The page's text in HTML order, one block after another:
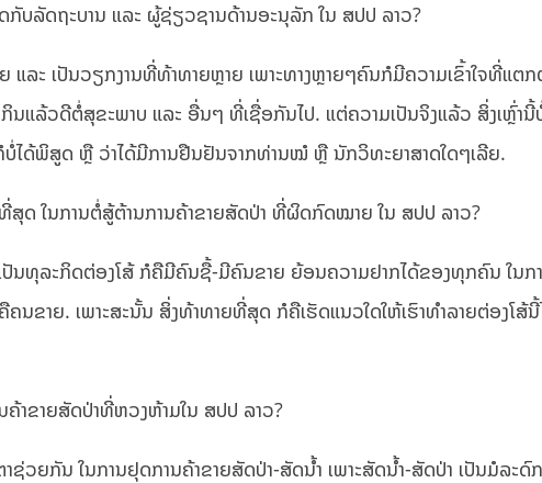
ບລັດຖະບານ ແລະ ຜູ້ຊ່ຽວຊານດ້ານອະນຸລັກ ໃນ ສປປ ລາວ?
ແລະ ເປັນວຽກງານທີ່ທ້າທາຍຫຼາຍ ເພາະທາງຫຼາຍໆຄົນກໍມີຄວາມເຂົ້າໃຈທີ່ແຕກ
ນແລ້ວດີຕໍ່ສຸຂະພາບ ແລະ ອື່ນໆ ທີ່ເຊື່ອກັນໄປ. ແຕ່ຄວາມເປັນຈິງແລ້ວ ສິ່ງເຫຼົ່ານີ້
ບໍ່ໄດ້ພິສູດ ຫຼື ວ່າໄດ້ມີການຢືນຢັນຈາກທ່ານໝໍ ຫຼື ນັກວິທະຍາສາດໃດໆເລີຍ.
ດ ໃນການຕໍ່ສູ້ຕ້ານການຄ້າຂາຍສັດປ່າ ທີ່ຜິດກົດໝາຍ ໃນ ສປປ ລາວ?
ນທຸລະກິດຕ່ອງໂສ້ ກໍຄືມີຄົນຊື້-ມີຄົນຂາຍ ຍ້ອນຄວາມຢາກໄດ້ຂອງທຸກຄົນ ໃນກ
ຂາຍ. ເພາະສະນັ້ນ ສິ່ງທ້າທາຍທີ່ສຸດ ກໍຄືເຮັດແນວໃດໃຫ້ເຮົາທຳລາຍຕ່ອງໂສ້
າຂາຍສັດປ່າທີ່ຫວງຫ້າມໃນ ສປປ ລາວ?
ຊ່ວຍກັນ ໃນການຢຸດການຄ້າຂາຍສັດປ່າ-ສັດນ້ຳ ເພາະສັດນ້ຳ-ສັດປ່າ ເປັນມໍລະດົ